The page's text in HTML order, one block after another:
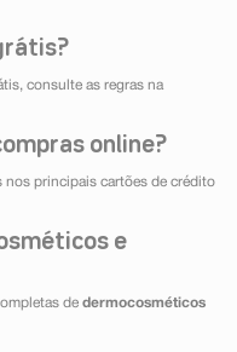
consulte as regras na
online?
nos principais cartões de crédito
e
de dermocosméticos